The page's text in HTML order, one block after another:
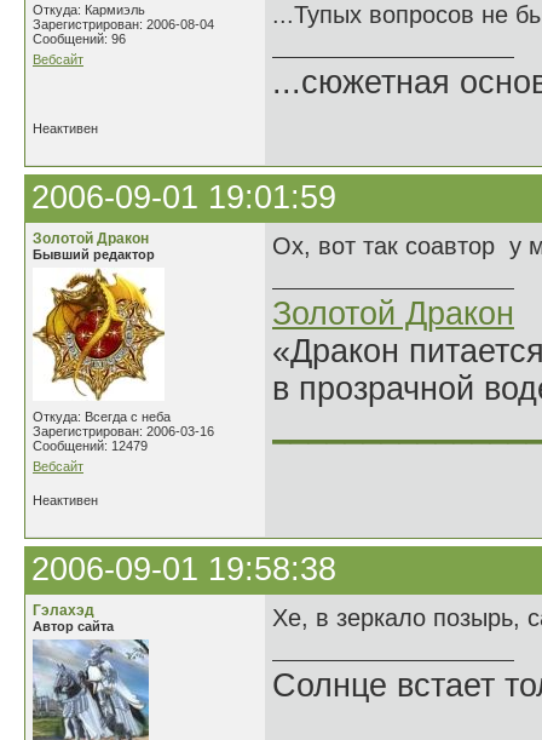
Откуда: Кармиэль
Зарегистрирован: 2006-08-04
Сообщений: 96
Вебсайт
...Тупых вопросов не
...сюжетная
Неактивен
2006-09-01 19:01:59
Золотой Дракон
Бывший редактор
Откуда: Всегда с неба
Зарегистрирован: 2006-03-16
Сообщений: 12479
Вебсайт
Ох, вот так соавтор у
Золотой Дракон
«Дракон
в прозрачной
Неактивен
2006-09-01 19:58:38
Гэлахэд
Автор сайта Хе, в зеркало позырь,
Солнце встает